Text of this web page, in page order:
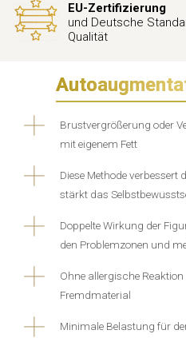
EU-Zertifizierung
und Deutsche
Qualität
Brustvergrößerung oder
mit eigenem Fett
Diese Methode verbessert
stärkt das
Doppelte Wirkung der
den Problemzonen und
Ohne allergische
Fremdmaterial
Minimale Belastung für